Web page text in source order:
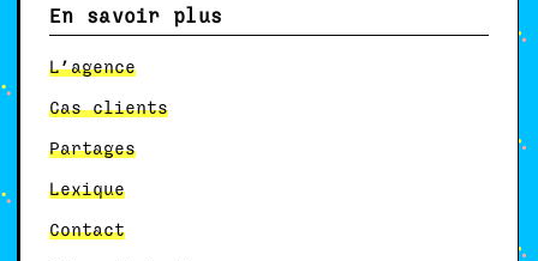
En savoir plus
L’agence
Cas clients
Partages
Lexique
Contact